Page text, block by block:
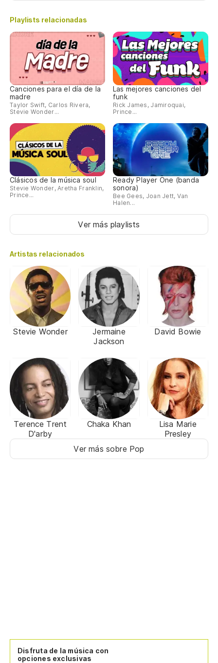
Playlists relacionadas
Canciones para el día de la
madre
Taylor Swift, Carlos Rivera,
Stevie Wonder...
Las mejores canciones del
funk
Rick James, Jamiroquai,
Prince...
Clásicos de la música soul
Stevie Wonder, Aretha Franklin,
Prince...
Ready Player One (banda
sonora)
Bee Gees, Joan Jett, Van
Halen...
Ver más playlists
Artistas relacionados
Stevie Wonder
Jermaine
Jackson
David Bowie
Terence Trent
D'arby
Chaka Khan
Lisa Marie
Presley
Ver más sobre Pop
Disfruta de la música con
opciones exclusivas